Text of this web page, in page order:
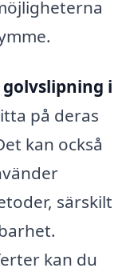
golvslipning i
på deras
kan också
särskilt
kan du